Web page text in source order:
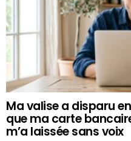
Ma valise a disparu
que ma carte
m’a laissée sans voix